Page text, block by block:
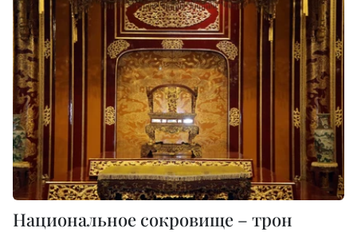
Национальное сокровище – трон